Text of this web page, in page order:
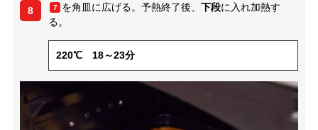
8 7 を角皿に広げる。予熱終了後、 下段に入れ加熱す
る。
220℃ 18～23分